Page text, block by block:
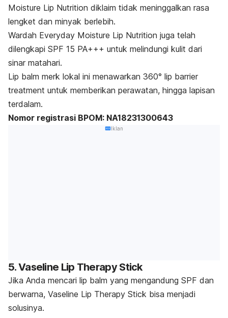
Moisture Lip Nutrition diklaim tidak meninggalkan rasa
lengket dan minyak berlebih.
Wardah Everyday Moisture Lip Nutrition juga telah
dilengkapi SPF 15 PA+++ untuk melindungi kulit dari
sinar matahari.
Lip balm merk lokal ini menawarkan 360° lip barrier
treatment untuk memberikan perawatan, hingga lapisan
terdalam.
Nomor registrasi BPOM: NA18231300643
Iklan
5. Vaseline Lip Therapy Stick
Jika Anda mencari lip balm yang mengandung SPF dan
berwarna, Vaseline Lip Therapy Stick bisa menjadi
solusinya.